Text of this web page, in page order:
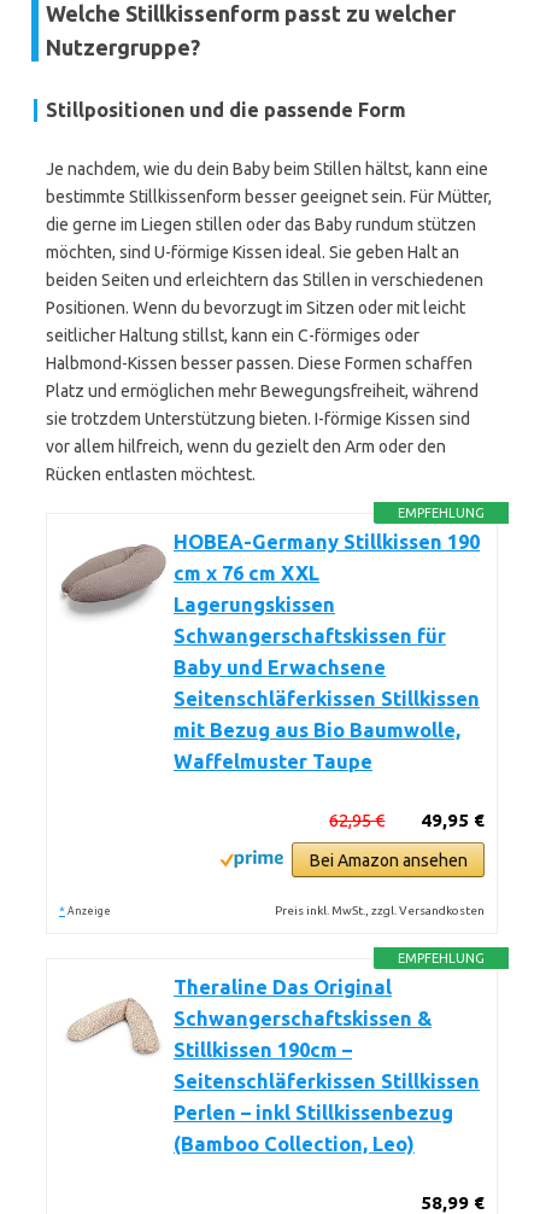
Welche Stillkissenform passt zu welcher
Nutzergruppe?
Stillpositionen und die passende Form
Je nachdem, wie du dein Baby beim Stillen hältst, kann eine
bestimmte Stillkissenform besser geeignet sein. Für Mütter,
die gerne im Liegen stillen oder das Baby rundum stützen
möchten, sind U-förmige Kissen ideal. Sie geben Halt an
beiden Seiten und erleichtern das Stillen in verschiedenen
Positionen. Wenn du bevorzugt im Sitzen oder mit leicht
seitlicher Haltung stillst, kann ein C-förmiges oder
Halbmond-Kissen besser passen. Diese Formen schaffen
Platz und ermöglichen mehr Bewegungsfreiheit, während
sie trotzdem Unterstützung bieten. I-förmige Kissen sind
vor allem hilfreich, wenn du gezielt den Arm oder den
Rücken entlasten möchtest.
EMPFEHLUNG
HOBEA-Germany Stillkissen 190
cm x 76 cm XXL
Lagerungskissen
Schwangerschaftskissen für
Baby und Erwachsene
Seitenschläferkissen Stillkissen
mit Bezug aus Bio Baumwolle,
Waffelmuster Taupe
49,95 €
62,95 €
Bei Amazon ansehen
* Anzeige Preis inkl. MwSt., zzgl. Versandkosten
EMPFEHLUNG
Theraline Das Original
Schwangerschaftskissen &
Stillkissen 190cm –
Seitenschläferkissen Stillkissen
Perlen – inkl Stillkissenbezug
(Bamboo Collection, Leo)
58,99 €